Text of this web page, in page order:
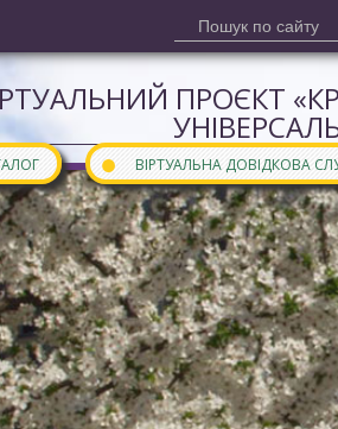
ПРОЄКТ
● ВІРТУАЛЬНА ДОВІДКОВА